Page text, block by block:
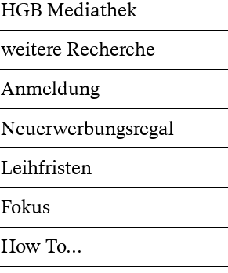
HGB Mediathek
weitere Recherche
Anmeldung
Neuerwerbungsregal
Leihfristen
Fokus
How To...